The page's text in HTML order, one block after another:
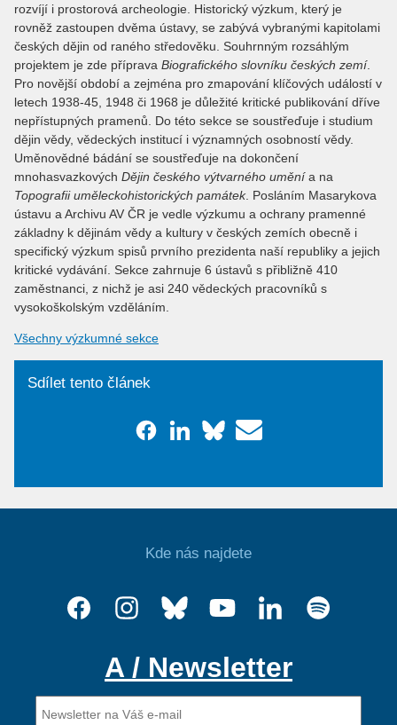
rozvíjí i prostorová archeologie. Historický výzkum, který je
rovněž zastoupen dvěma ústavy, se zabývá vybranými kapitolami
českých dějin od raného středověku. Souhrnným rozsáhlým
projektem je zde příprava Biografického slovníku českých zemí.
Pro novější období a zejména pro zmapování klíčových událostí v
letech 1938-45, 1948 či 1968 je důležité kritické publikování dříve
nepřístupných pramenů. Do této sekce se soustřeďuje i studium
dějin vědy, vědeckých institucí i významných osobností vědy.
Uměnovědné bádání se soustřeďuje na dokončení
mnohasvazkových Dějin českého výtvarného uměnía na
Topografii uměleckohistorických památek. Posláním Masarykova
ústavu a Archivu AV ČR je vedle výzkumu a ochrany pramenné
základny k dějinám vědy a kultury v českých zemích obecně i
specifický výzkum spisů prvního prezidenta naší republiky a jejich
kritické vydávání. Sekce zahrnuje 6 ústavů s přibližně 410
zaměstnanci, z nichž je asi 240 vědeckých pracovníků s
vysokoškolským vzděláním.
Všechny výzkumné sekce
Sdílet tento článek
Kde nás najdete
A / Newsletter